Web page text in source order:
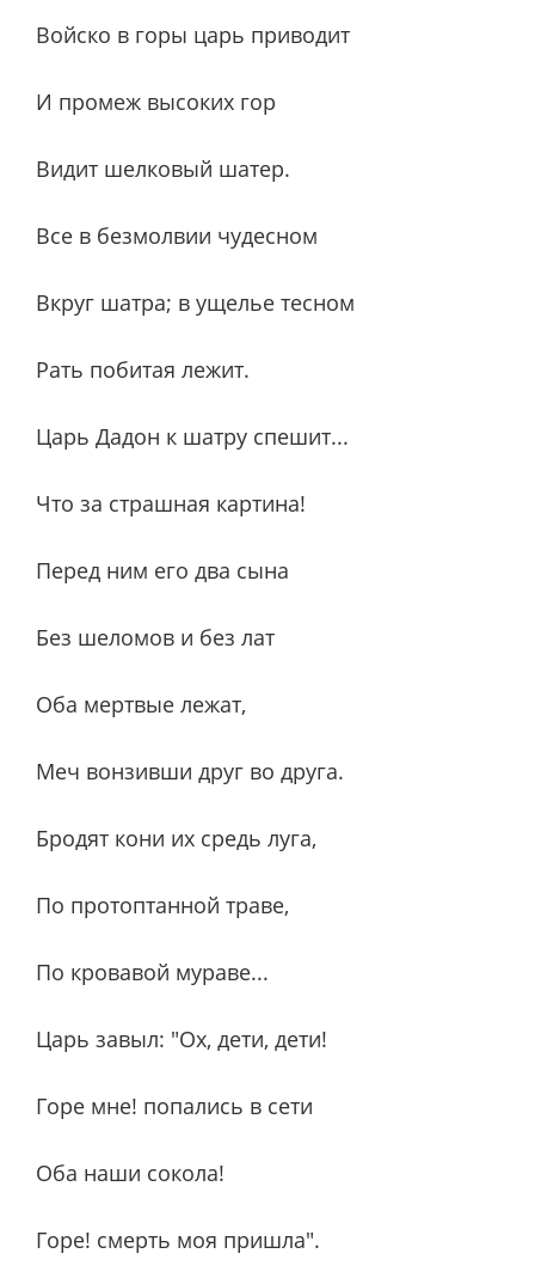
Войско в горы царь приводит
И промеж высоких гор
Видит шелковый шатер.
Все в безмолвии чудесном
Вкруг шатра; в ущелье тесном
Рать побитая лежит.
Царь Дадон к шатру спешит...
Что за страшная картина!
Перед ним его два сына
Без шеломов и без лат
Оба мертвые лежат,
Меч вонзивши друг во друга.
Бродят кони их средь луга,
По протоптанной траве,
По кровавой мураве...
Царь завыл: "Ох, дети, дети!
Горе мне! попались в сети
Оба наши сокола!
Горе! смерть моя пришла".